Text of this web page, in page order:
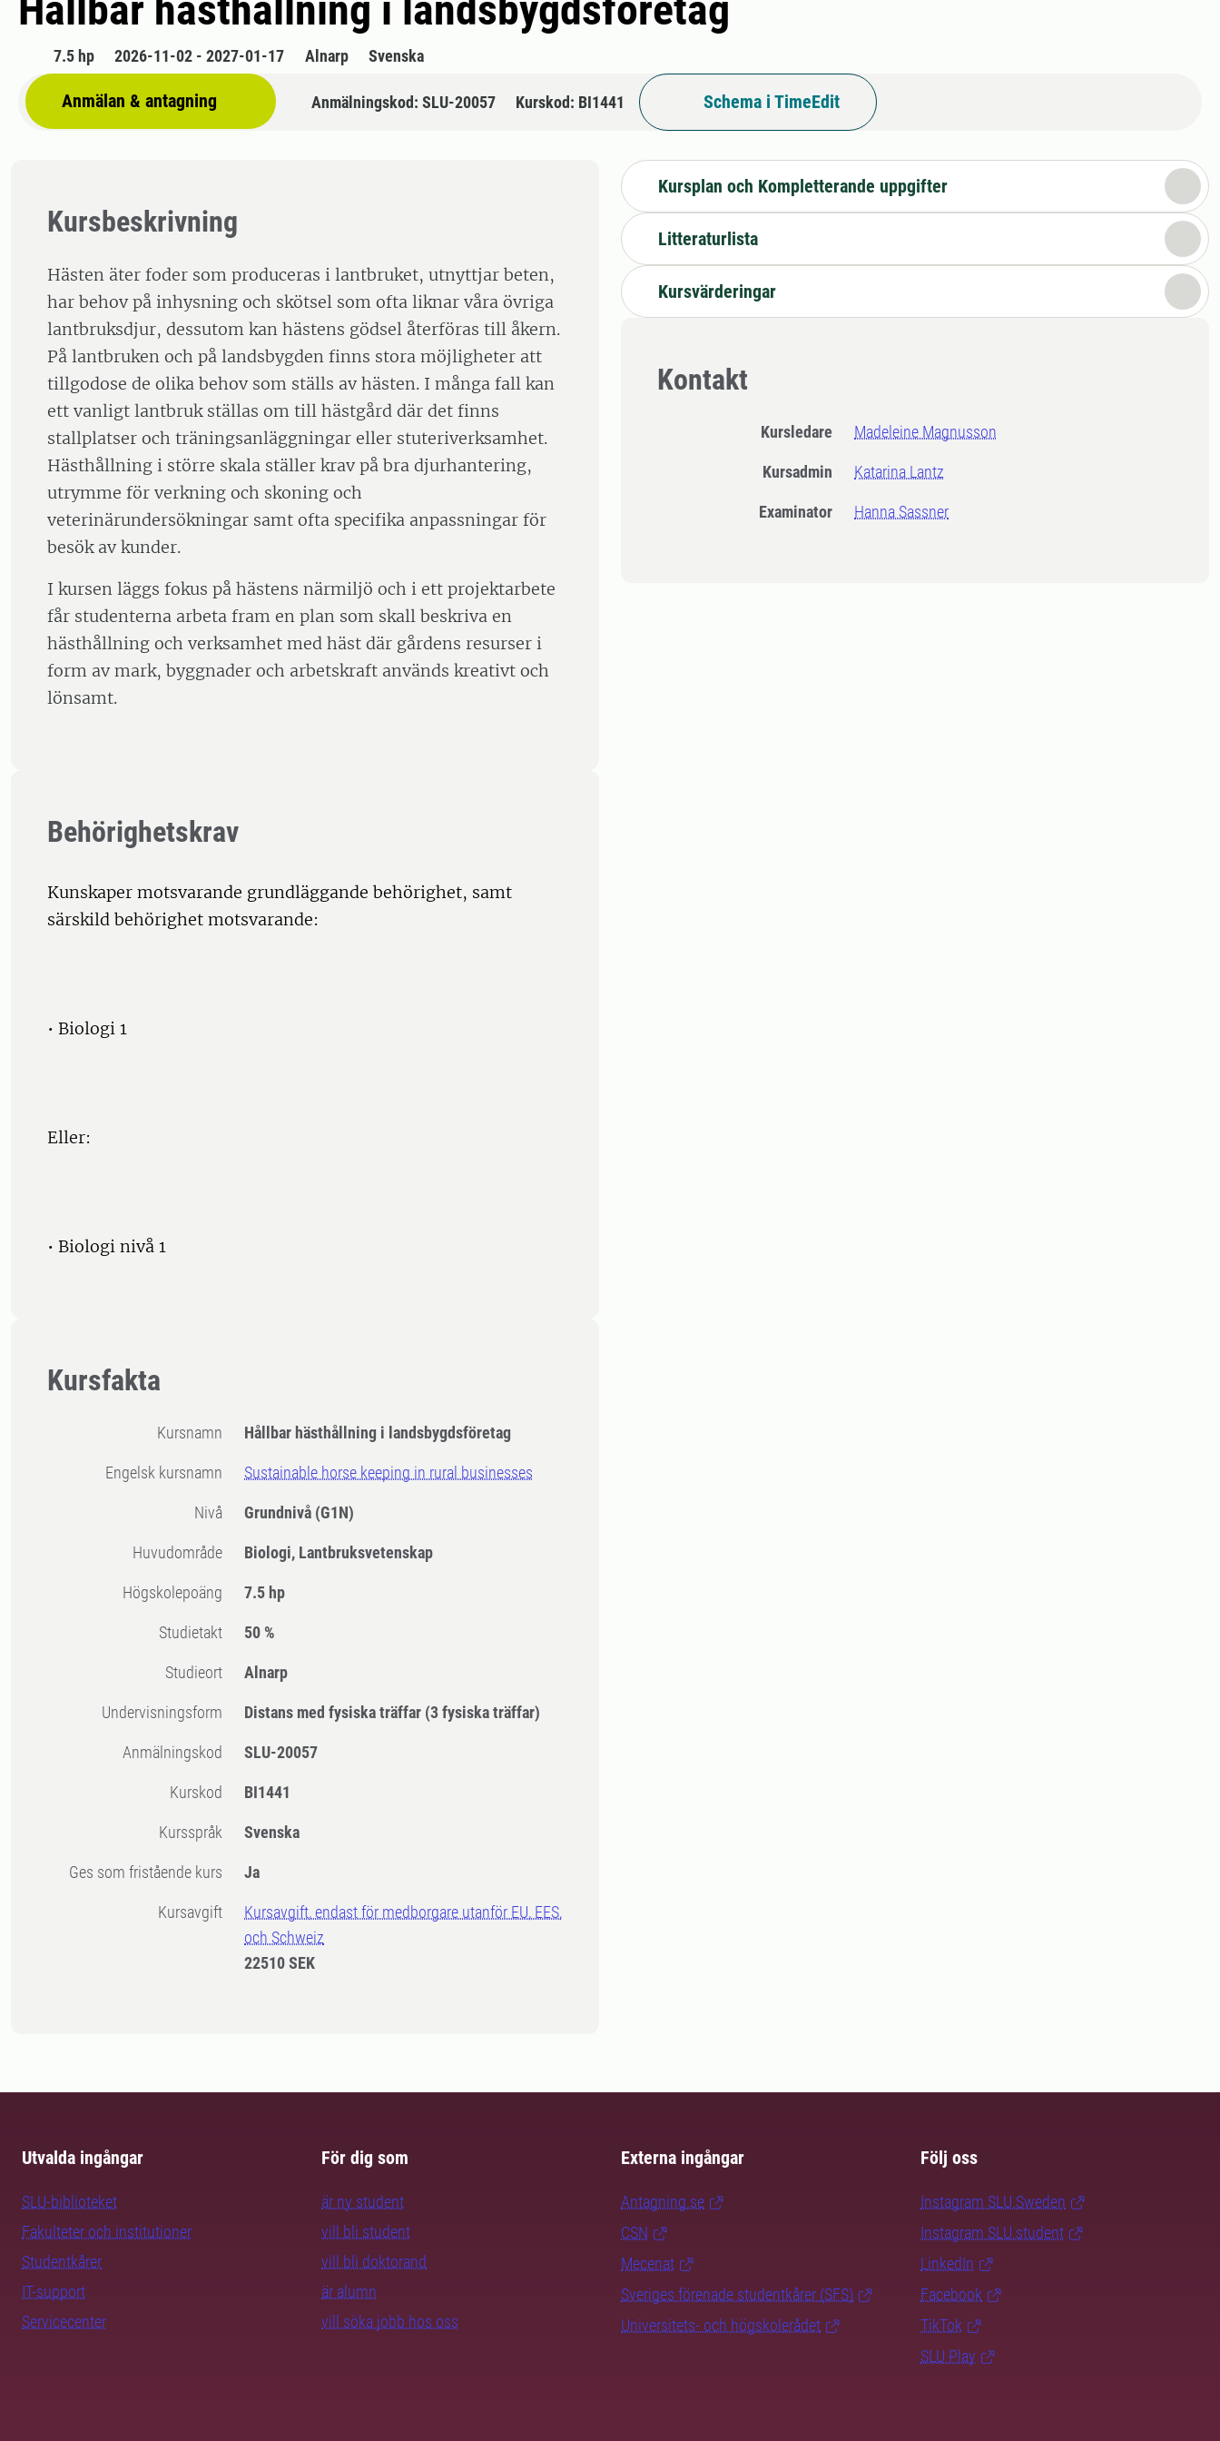
7.5 hp 2026-11-02 - 2027-01-17 Alnarp Svenska
Anmälan & antagning Anmälningskod: SLU-20057 Kurskod: BI1441 Schema i TimeEdit
Kursbeskrivning
Hästen äter foder som produceras i lantbruket, utnyttjar beten,
har behov på inhysning och skötsel som ofta liknar våra övriga
lantbruksdjur, dessutom kan hästens gödsel återföras till åkern.
På lantbruken och på landsbygden finns stora möjligheter att
tillgodose de olika behov som ställs av hästen. I många fall kan
ett vanligt lantbruk ställas om till hästgård där det finns
stallplatser och träningsanläggningar eller stuteriverksamhet.
Hästhållning i större skala ställer krav på bra djurhantering,
utrymme för verkning och skoning och
veterinärundersökningar samt ofta specifika anpassningar för
besök av kunder.
I kursen läggs fokus på hästens närmiljö och i ett projektarbete
får studenterna arbeta fram en plan som skall beskriva en
hästhållning och verksamhet med häst där gårdens resurser i
form av mark, byggnader och arbetskraft används kreativt och
lönsamt.
Behörighetskrav
Kunskaper motsvarande grundläggande behörighet, samt
särskild behörighet motsvarande:
• Biologi 1
Eller:
• Biologi nivå 1
Kursfakta
Kursnamn Hållbar hästhållning i landsbygdsföretag
Engelsk kursnamn Sustainable horse keeping in rural businesses
Nivå Grundnivå (G1N)
Huvudområde Biologi, Lantbruksvetenskap
högskolepoäng 7.5 hp
Studietakt 50 %
Studieort Alnarp
Undervisningsform Distans med fysiska träffar (3 fysiska träffar)
Anmälningskod SLU-20057
Kurskod BI1441
Kursspråk Svenska
Ges som fristående kurs Ja
Kursavgift
Kursavgift, endast för medborgare utanför EU, EES,
och Schweiz
22510 SEK
Kursplan och Kompletterande uppgifter
Litteraturlista
Kursvärderingar
Kontakt
Kursledare Madeleine Magnusson
Kursadmin Katarina Lantz
Examinator Hanna Sassner
Utvalda ingångar
SLU-biblioteket
Fakulteter och institutioner
Studentkårer
IT-support
Servicecenter
För dig som
är ny student
vill bli student
vill bli doktorand
är alumn
vill söka jobb hos oss
Externa ingångar
Antagning.se
CSN
Mecenat
Sveriges förenade studentkårer (SFS)
Universitets- och högskolerådet
Följ oss
Instagram SLU.Sweden
Instagram SLU.student
LinkedIn
Facebook
TikTok
SLU Play